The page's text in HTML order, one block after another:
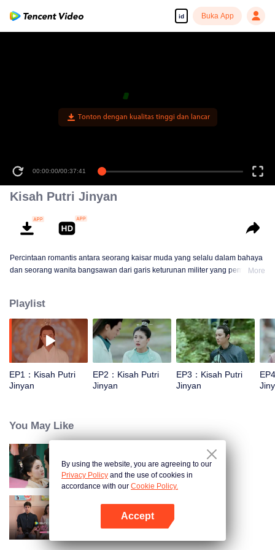
id Buka App
00:00:00/00:37:41
Kisah Putri Jinyan
Percintaan romantis antara seorang kaisar muda yang selalu dalam bahaya
dan seorang wanita bangsawan dari garis keturunan militer yang pemberani
More
Playlist
EP1：Kisah Putri
Jinyan
EP2：Kisah Putri
Jinyan
EP3：Kisah Putri
Jinyan
You May Like
Oh! Kaisarku 1
Little Mom
By using the website, you are agreeing to our
Privacy Policy and the use of cookies in
accordance with our Cookie Policy.
Accept